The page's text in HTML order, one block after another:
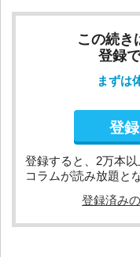
この続き
登録
まずは
登
登録すると、2万本
コラムが読み放題と
登録済み